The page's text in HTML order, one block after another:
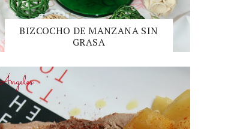
BIZCOCHO DE MANZANA SIN
GRASA